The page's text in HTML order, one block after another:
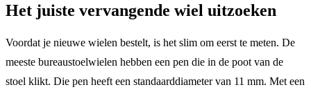
Het juiste vervangende wiel uitzoeken
Voordat je nieuwe wielen bestelt, is het slim om eerst te meten. De
meeste bureaustoelwielen hebben een pen die in de poot van de
stoel klikt. Die pen heeft een standaarddiameter van 11 mm. Met een